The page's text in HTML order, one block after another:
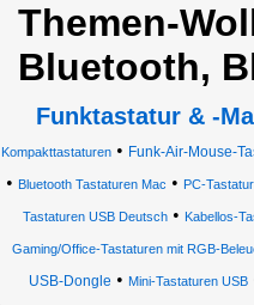
Themen-
Bluetooth,
Funktastatur & -
Kompakttastaturen• Funk-Air-Mouse-
• Bluetooth Tastaturen Mac • PC-
Tastaturen USB Deutsch• Kabellos-
Gaming/Office-Tastaturen mit RGB-
USB-Dongle • Mini-Tastaturen USB